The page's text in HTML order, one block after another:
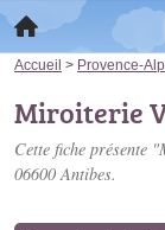
Accueil > Provence-
Miroiterie
Cette fiche présente
06600 Antibes.